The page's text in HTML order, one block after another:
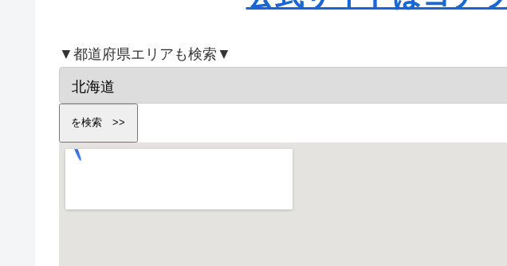
▼都道府県エリアも検索▼